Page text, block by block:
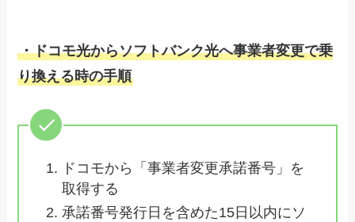
・ドコモ光からソフトバンク光へ事業者変更で乗
り換える時の手順
ドコモから「事業者変更承諾番号」を
取得する
承諾番号発行日を含めた15日以内にソ